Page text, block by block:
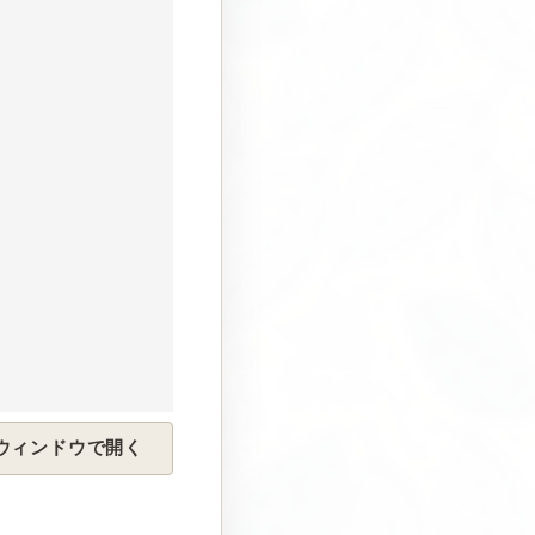
ィンドウで開く